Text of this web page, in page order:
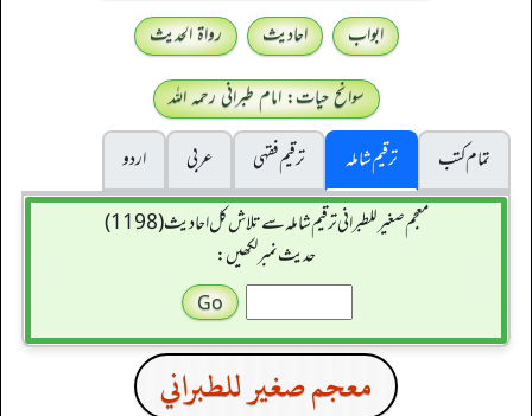
ابواب احادیث
رواۃ الحدیث
سوانح حیات: امام طبرانی رحمہ اللہ
تمام کتب
ترقیم شاملہ ترقيم فقہی عربی
اردو
معجم صغير للطبراني ترقیم شاملہ سے تلاش کل احادیث (1198)
حدیث نمبر لکھیں:
معجم صغير للطبراني